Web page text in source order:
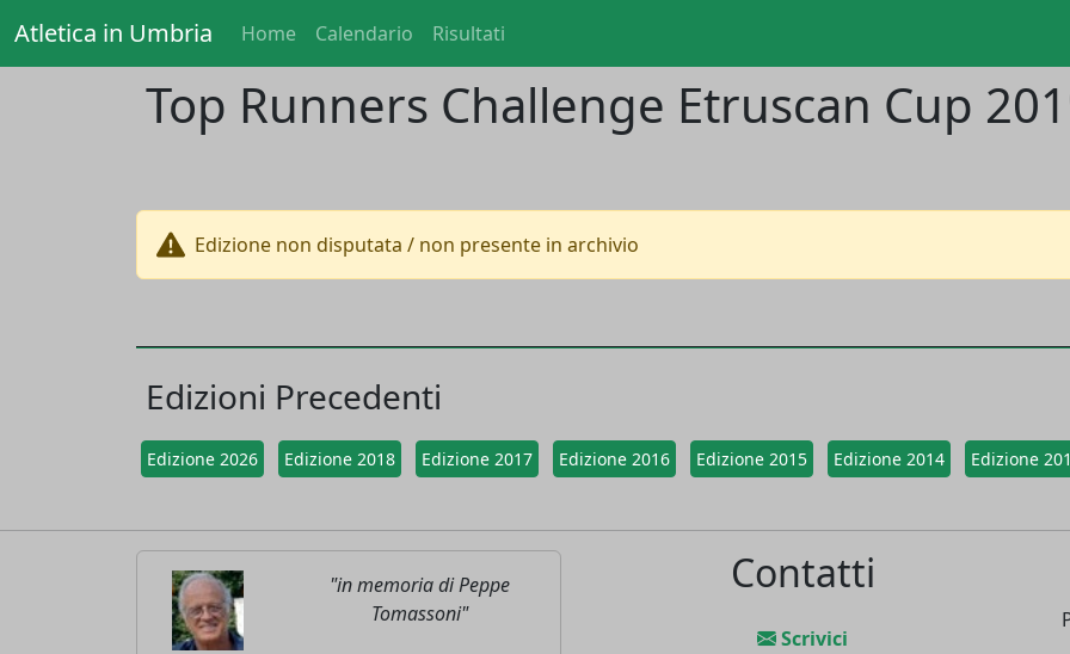
Atletica in Umbria Home Calendario Risultati
Top Runners Challenge Etruscan Cup
Edizione non disputata / non presente in archivio
Edizioni Precedenti
Edizione 2026 Edizione 2018 Edizione 2017 Edizione 2016 Edizione 2015 Edizione 2014 Edizione
"in memoria di Peppe
Tomassoni"
Contatti
Scrivici